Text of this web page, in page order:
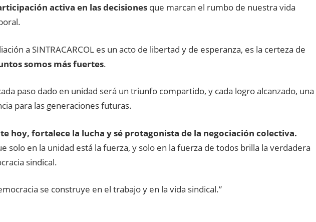
activa en las decisionesque marcan el rumbo de nuestra vida
a SINTRACARCOL es un acto de libertad y de esperanza, es la certeza de
somos más fuertes.
paso dado en unidad será un triunfo compartido, y cada logro alcanzado, una
para las generaciones futuras.
hoy, fortalece la lucha y sé protagonista de la negociación colectiva.
solo en la unidad está la fuerza, y solo en la fuerza de todos brilla la verdadera
sindical.
se construye en el trabajo y en la vida sindical.”